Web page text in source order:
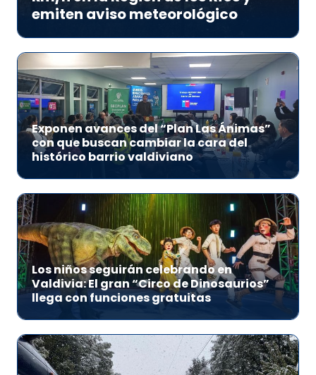
emiten aviso meteorológico
Exponen avances del “Plan Las Ánimas”
con que buscan cambiar la cara del
histórico barrio valdiviano
Los niños seguirán celebrando en
Valdivia: El gran “Circo de Dinosaurios”
llega con funciones gratuitas